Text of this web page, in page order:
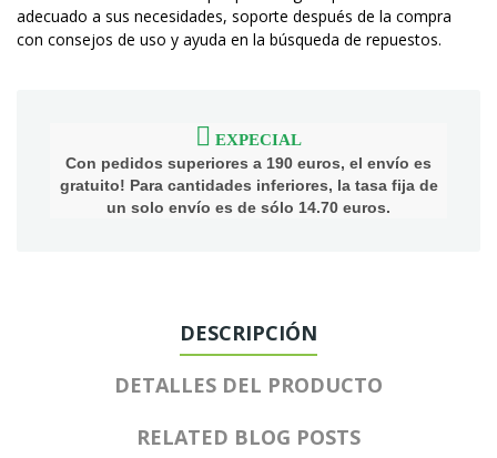
adecuado a sus necesidades, soporte después de la compra
con consejos de uso y ayuda en la búsqueda de repuestos.
EXPECIAL
Con pedidos superiores a 190 euros, el envío es
gratuito! Para cantidades inferiores, la tasa fija de
un solo envío es de sólo 14.70 euros.
DESCRIPCIÓN
DETALLES DEL PRODUCTO
RELATED BLOG POSTS